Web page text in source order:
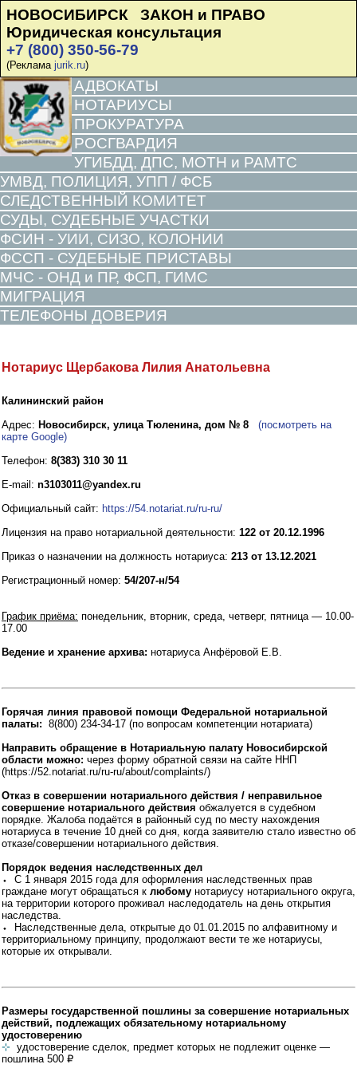
НОВОСИБИРСК ЗАКОН и ПРАВО
Юридическая консультация
+7 (800) 350-56-79
(Реклама jurik.ru)
АДВОКАТЫ
НОТАРИУСЫ
ПРОКУРАТУРА
РОСГВАРДИЯ
УГИБДД, ДПС, МОТН и РАМТС
УМВД, ПОЛИЦИЯ, УПП / ФСБ
СЛЕДСТВЕННЫЙ КОМИТЕТ
СУДЫ, СУДЕБНЫЕ УЧАСТКИ
ФСИН - УИИ, СИЗО, КОЛОНИИ
ФССП - СУДЕБНЫЕ ПРИСТАВЫ
МЧС - ОНД и ПР, ФСП, ГИМС
МИГРАЦИЯ
ТЕЛЕФОНЫ ДОВЕРИЯ
Нотариус Щербакова Лилия Анатольевна
Калининский район
Адрес: Новосибирск, улица Тюленина, дом № 8
(посмотреть на
карте Google)
Телефон: 8(383) 310 30 11
E-mail: n3103011@yandex.ru
Официальный сайт: https://54.notariat.ru/ru-ru/
Лицензия на право нотариальной деятельности: 122 от 20.12.1996
Приказ о назначении на должность нотариуса: 213 от 13.12.2021
Регистрационный номер: 54/207-н/54
График приёма: понедельник, вторник, среда, четверг, пятница — 10.00-
17.00
Ведение и хранение архива: нотариуса Анфёровой Е.В.
Горячая линия правовой помощи Федеральной нотариальной
палаты: 8(800) 234-34-17 (по вопросам компетенции нотариата)
Направить обращение в Нотариальную палату Новосибирской
области можно: через форму обратной связи на сайте ННП
(https://52.notariat.ru/ru-ru/about/complaints/)
Отказ в совершении нотариального действия / неправильное
совершение нотариального действия обжалуется в судебном
порядке. Жалоба подаётся в районный суд по месту нахождения
нотариуса в течение 10 дней со дня, когда заявителю стало известно об
отказе/совершении нотариального действия.
Порядок ведения наследственных дел
⬩ С 1 января 2015 года для оформления наследственных прав
граждане могут обращаться к любому нотариусу нотариального округа,
на территории которого проживал наследодатель на день открытия
наследства.
⬩ Наследственные дела, открытые до 01.01.2015 по алфавитному и
территориальному принципу, продолжают вести те же нотариусы,
которые их открывали.
Размеры государственной пошлины за совершение нотариальных
действий, подлежащих обязательному нотариальному
удостоверению
⊹ удостоверение сделок, предмет которых не подлежит оценке —
пошлина 500 ₽